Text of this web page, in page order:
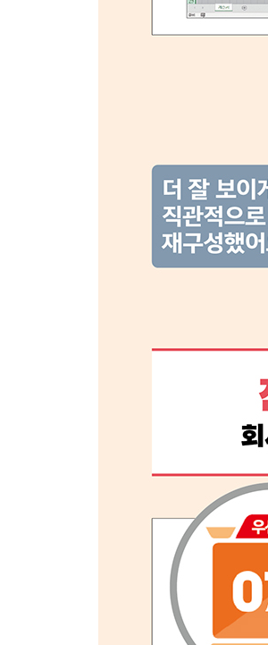
091 평균과 상위 10 기준으
092 여러 그룹으로 다중 부
095 사용자 지정 새 피벗
096 피벗 테이블 그룹 지정/
098 피벗 테이블 슬라이서
099 ChatGPT에 엑셀 함수
100 ChatGPT로 함수식 오
101 ChatGPT에 데이터 전
000 파워포인트의 기본 화
001 작업 효율을 높이는 기
003 나만의 리본 메뉴 만들기
004 눈금선과 안내선, 눈금
005 개체 이름 변경하고 개
006 배경 서식이 적용된 새
007 슬라이드 크기 변경하
008 슬라이드 추가 및 레이
009 슬라이드 이동, 복사,